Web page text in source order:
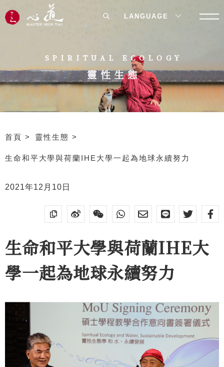
SPIRITUAL ECOLOGY
靈性生態
首頁 靈性生態
生命和平大學與荷蘭IHE大學一起為地球永續努力
2021年12月10日
生命和平大學與荷蘭IHE大
學一起為地球永續努力
LANGUAGE